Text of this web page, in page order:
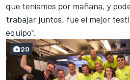
que teníamos por mañana, y
trabajar juntos, fue el mejor
equipo".
20